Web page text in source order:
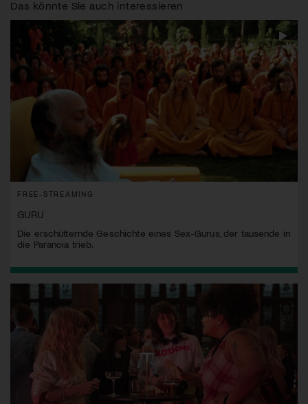
Das könnte Sie auch interessieren
FREE-STREAMING
GURU
Die erschütternde Geschichte eines Sex-Gurus, der tausende in
die Paranoia trieb.